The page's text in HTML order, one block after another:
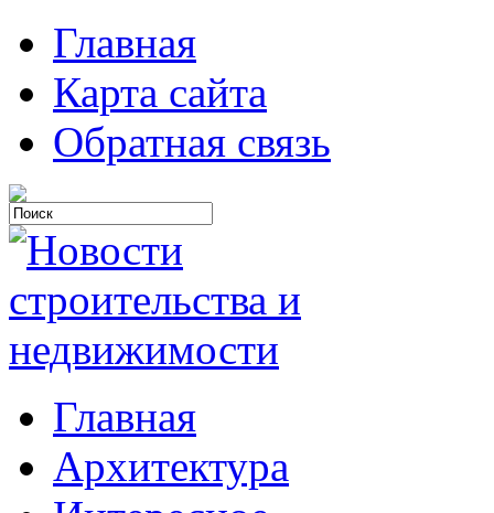
Главная
Карта сайта
Обратная связь
Главная
Архитектура